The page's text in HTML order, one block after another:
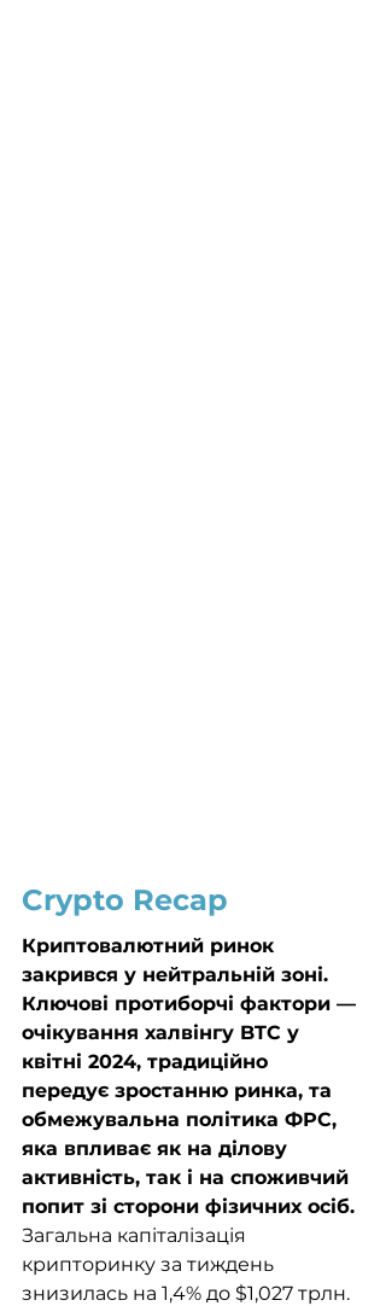
Crypto Recap
Криптовалютний ринок
закрився у нейтральній зоні.
Ключові протиборчі фактори —
очікування халвінгу BTC у
квітні 2024, традиційно
передує зростанню ринка, та
обмежувальна політика ФРС,
яка впливає як на ділову
активність, так і на споживчий
попит зі сторони фізичних осіб.
Загальна капіталізація
крипторинку за тиждень
знизилась на 1,4% до $1,027 трлн.